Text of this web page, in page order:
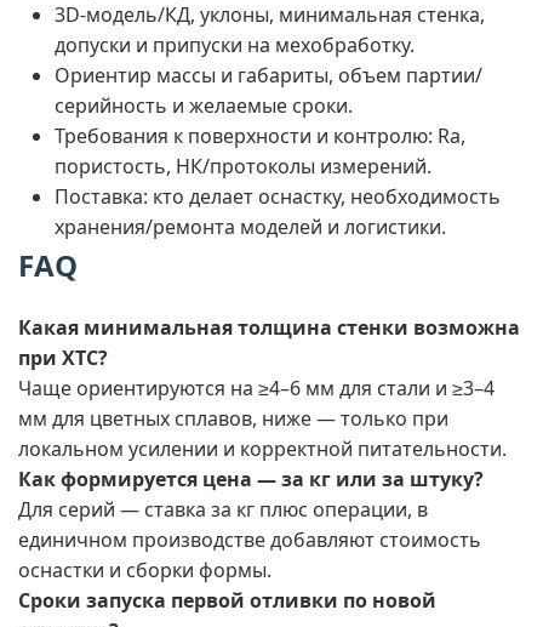
3D-модель/КД, уклоны, минимальная стенка,
допуски и припуски на мехобработку.
Ориентир массы и габариты, объем партии/
серийность и желаемые сроки.
Требования к поверхности и контролю: Ra,
пористость, НК/протоколы измерений.
Поставка: кто делает оснастку, необходимость
хранения/ремонта моделей и логистики.
FAQ
Какая минимальная толщина стенки возможна
при ХТС?
Чаще ориентируются на ≥4–6 мм для стали и ≥3–4
мм для цветных сплавов, ниже — только при
локальном усилении и корректной питательности.
Как формируется цена — за кг или за штуку?
Для серий — ставка за кг плюс операции, в
единичном производстве добавляют стоимость
оснастки и сборки формы.
Сроки запуска первой отливки по новой